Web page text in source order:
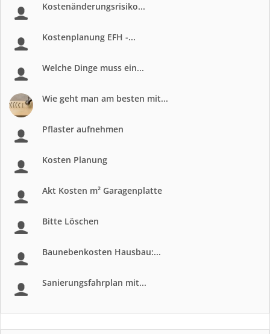
Kostenänderungsrisiko...
Kostenplanung EFH -...
Welche Dinge muss ein...
Wie geht man am besten mit...
Pflaster aufnehmen
Kosten Planung
Akt Kosten m² Garagenplatte
Bitte Löschen
Baunebenkosten Hausbau:...
Sanierungsfahrplan mit...